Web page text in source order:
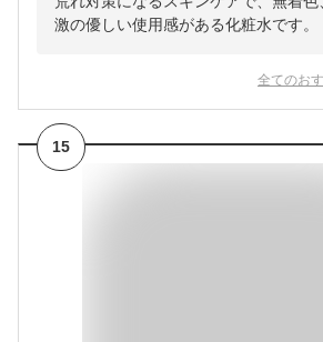
激の優しい使用感がある化粧水です。
全てのお
15